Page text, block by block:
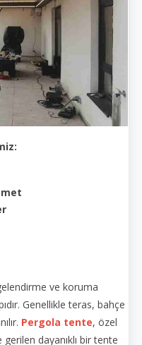
ve koruma
Genellikle teras, bahçe
Pergola tente, özel
dayanıklı bir tente